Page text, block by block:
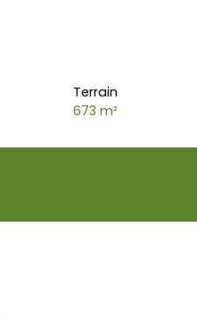
Terrain
673 m²